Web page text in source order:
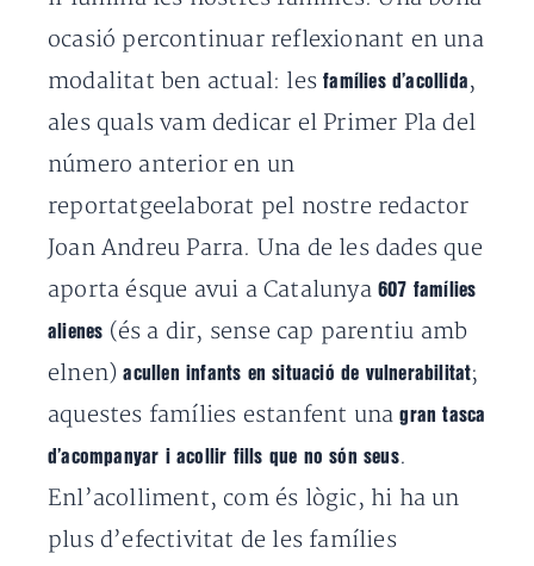
ocasió percontinuar reflexionant en una
modalitat ben actual: lesfamílies d’acollida ,
ales quals vam dedicar el Primer Pla del
número anterior en un
reportatgeelaborat pel nostre redactor
Joan Andreu Parra. Una de les dades que
aporta ésque avui a Catalunya 607 famílies
alienes (és a dir, sense cap parentiu amb
elnen)acullen infants en situació de vulnerabilitat;
aquestes famílies estanfent unagran tasca
d’acompanyar i acollir fills que no són seus.
Enl’acolliment, com és lògic, hi ha un
plus d’efectivitat de les famílies